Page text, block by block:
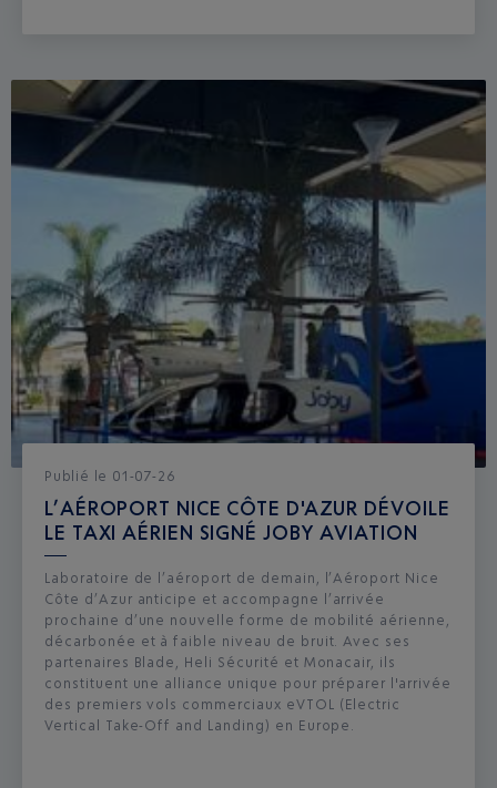
Publié le 01-07-26
L’AÉROPORT NICE CÔTE D'AZUR DÉVOILE
LE TAXI AÉRIEN SIGNÉ JOBY AVIATION
Laboratoire de l’aéroport de demain, l’Aéroport Nice
Côte d’Azur anticipe et accompagne l’arrivée
prochaine d’une nouvelle forme de mobilité aérienne,
décarbonée et à faible niveau de bruit. Avec ses
partenaires Blade, Heli Sécurité et Monacair, ils
constituent une alliance unique pour préparer l'arrivée
des premiers vols commerciaux eVTOL (Electric
Vertical Take-Off and Landing) en Europe.